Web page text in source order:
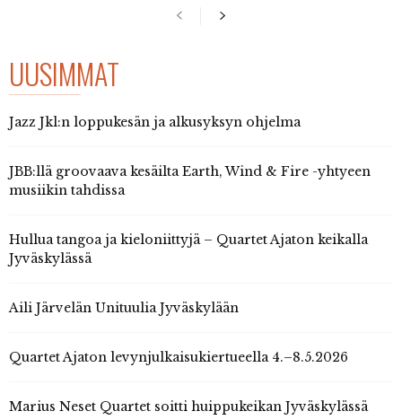
UUSIMMAT
Jazz Jkl:n loppukesän ja alkusyksyn ohjelma
JBB:llä groovaava kesäilta Earth, Wind & Fire -yhtyeen
musiikin tahdissa
Hullua tangoa ja kieloniittyjä – Quartet Ajaton keikalla
Jyväskylässä
Aili Järvelän Unituulia Jyväskylään
Quartet Ajaton levynjulkaisukiertueella 4.–8.5.2026
Marius Neset Quartet soitti huippukeikan Jyväskylässä